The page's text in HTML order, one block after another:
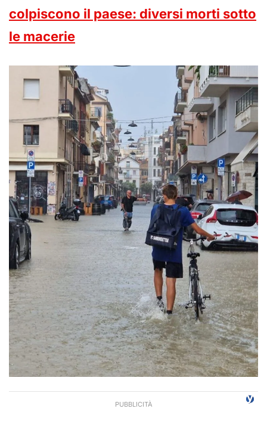
colpiscono il paese: diversi morti sotto
le macerie